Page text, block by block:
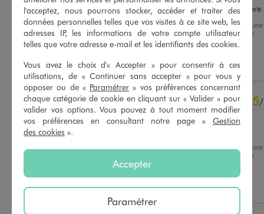
Basé sur 13
avis soumis à un
contrôle
5étoiles
10
4étoiles
3
étoiles
2étoiles
0
1étoile
Trier les avis
Très jolie ma petite fille adore
Avis du06/07/2026 , suite à une
expérience du
18/06/2026
par
Isabelle D.
Utile (0) Signaler
5/
Avis vérifié et récompensé
, suite à une
22/06/2026
par
l'acceptez, nous pourrons stocker, accéder et traiter des
données personnelles telles que vos visites à ce site web, les
adresses IP, les informations de votre compte utilisateur
telles que votre adresse e-mail et les identifiants des cookies.
Vous avez le choix d'« Accepter » pour consentir à ces
utilisations, de « Continuer sans accepter » pour vous y
opposer ou de « Paramétrer » vos préférences concernant
chaque catégorie de cookie en cliquant sur « Valider » pour
valider vos options. Vous pouvez à tout moment modifier
vos préférences en consultant notre page « Gestion
des cookies ».
Accepter
Paramétrer